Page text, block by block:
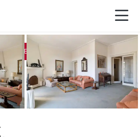
POR BARNES